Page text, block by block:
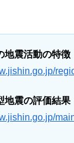
地震活動の特徴
地震の評価結果